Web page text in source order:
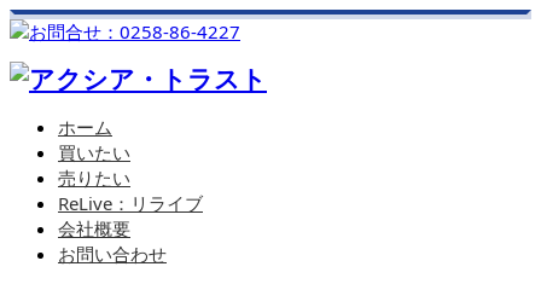
ホーム
買いたい
売りたい
ReLive：リライブ
会社概要
お問い合わせ